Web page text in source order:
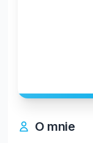
O mnie